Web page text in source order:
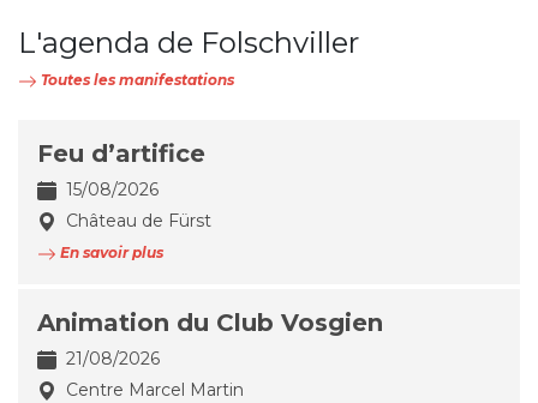
L'agenda de Folschviller
Toutes les manifestations
Feu d’artifice
15/08/2026
Château de Fürst
En savoir plus
Animation du Club Vosgien
21/08/2026
Centre Marcel Martin